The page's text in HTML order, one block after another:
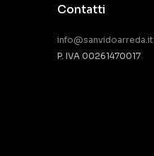
Contatti
info@sanvidoarreda.it
P. IVA 00261470017